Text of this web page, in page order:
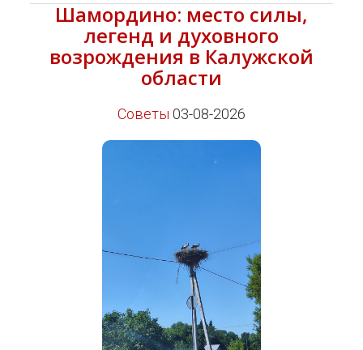
Шамордино: место силы,
легенд и духовного
возрождения в Калужской
области
Советы 03-08-2026